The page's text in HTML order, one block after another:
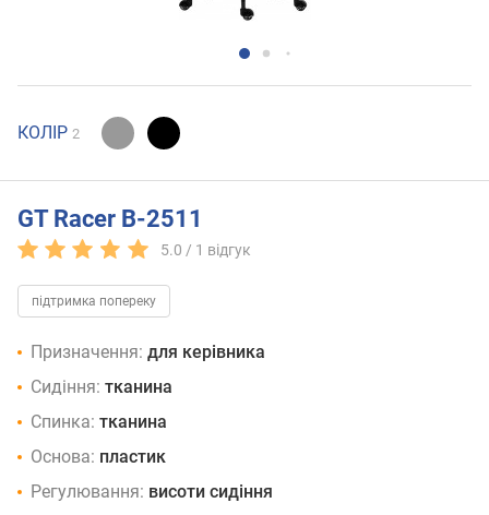
КОЛІР 2
GT Racer B-2511
5.0 / 1 відгук
підтримка попереку
Призначення: для керівника
Сидіння: тканина
Спинка: тканина
Основа: пластик
Регулювання: висоти сидіння